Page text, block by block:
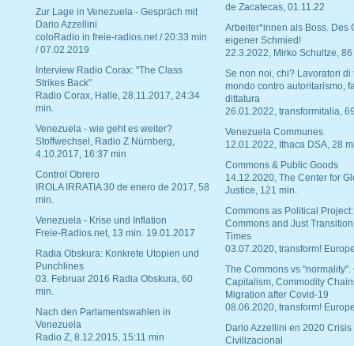
Zur Lage in Venezuela - Gespräch mit
Dario Azzellini
coloRadio in freie-radios.net / 20:33 min
/ 07.02.2019
Interview Radio Corax: "The Class
Strikes Back"
Radio Corax, Halle, 28.11.2017, 24:34
min.
Venezuela - wie geht es weiter?
Stoffwechsel, Radio Z Nürnberg,
4.10.2017, 16:37 min
Control Obrero
IROLA IRRATIA 30 de enero de 2017, 58
min.
Venezuela - Krise und Inflation
Freie-Radios.net, 13 min. 19.01.2017
Radia Obskura: Konkrete Utopien und
Punchlines
03. Februar 2016 Radia Obskura, 60
min.
Nach den Parlamentswahlen in
Venezuela
Radio Z, 8.12.2015, 15:11 min
de Zacatecas, 01.11.22
Arbeiter*innen als Boss. Des
eigener Schmied!
22.3.2022, Mirko Schultze, 86
Se non noi, chi? Lavoratori di
mondo contro autoritarismo,
dittatura
26.01.2022, transformitalia,
Venezuela Communes
12.01.2022, Ithaca DSA, 28
Commons & Public Goods
14.12.2020, The Center for
Justice, 121 min.
Commons as Political Project:
Commons and Just
Times
03.07.2020, transform!
The Commons vs "normality".
Capitalism, Commodity
Migration after Covid-19
08.06.2020, transform!
Dario Azzellini en 2020 Crisis
Civilizacional